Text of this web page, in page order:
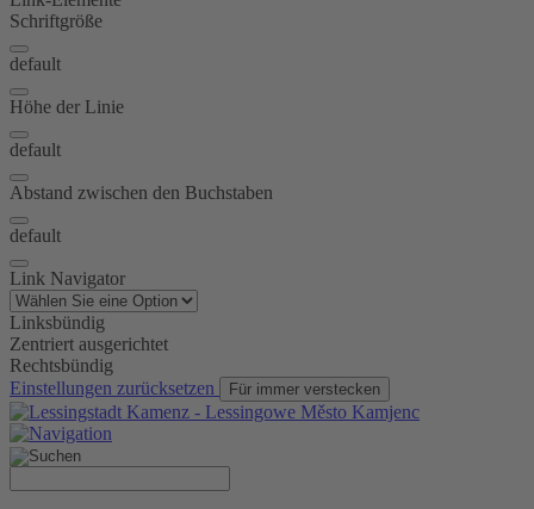
Schriftgröße
default
Höhe der Linie
default
Abstand zwischen den Buchstaben
default
Link Navigator
Linksbündig
Zentriert ausgerichtet
Rechtsbündig
Einstellungen zurücksetzen
Für immer verstecken